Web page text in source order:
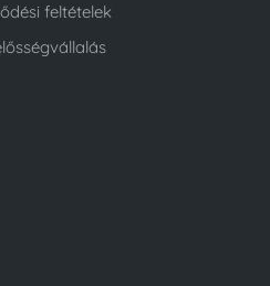
feltételek